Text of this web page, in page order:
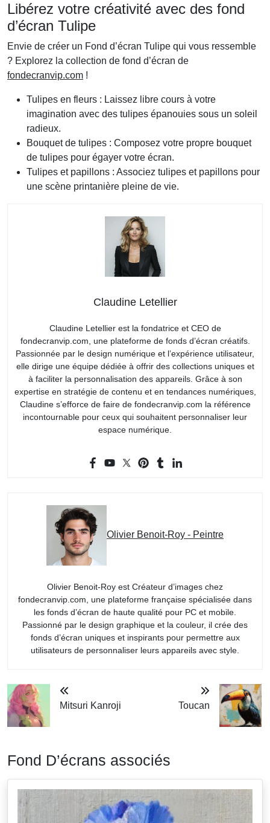
Libérez votre créativité avec des fond
d’écran Tulipe
Envie de créer un Fond d’écran Tulipe qui vous ressemble
? Explorez la collection de fond d’écran de
fondecranvip.com !
Tulipes en fleurs : Laissez libre cours à votre
imagination avec des tulipes épanouies sous un soleil
radieux.
Bouquet de tulipes : Composez votre propre bouquet
de tulipes pour égayer votre écran.
Tulipes et papillons : Associez tulipes et papillons pour
une scène printanière pleine de vie.
Claudine Letellier
Claudine Letellier est la fondatrice et CEO de
fondecranvip.com, une plateforme de fonds d’écran créatifs.
Passionnée par le design numérique et l’expérience utilisateur,
elle dirige une équipe dédiée à offrir des collections uniques et
à faciliter la personnalisation des appareils. Grâce à son
expertise en stratégie de contenu et en tendances numériques,
Claudine s’efforce de faire de fondecranvip.com la référence
incontournable pour ceux qui souhaitent personnaliser leur
espace numérique.
Olivier Benoit-Roy - Peintre
Olivier Benoit-Roy est Créateur d’images chez
fondecranvip.com, une plateforme française spécialisée dans
les fonds d’écran de haute qualité pour PC et mobile.
Passionné par le design graphique et la couleur, il crée des
fonds d’écran uniques et inspirants pour permettre aux
utilisateurs de personnaliser leurs appareils avec style.
Mitsuri Kanroji Toucan
Fond D’écrans associés